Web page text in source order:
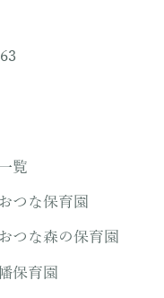
覧
つな保育園
つな森の保育園
保育園